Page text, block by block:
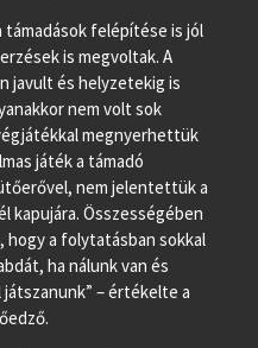
felépítése is jól
is megvoltak. A
javult és helyzetekig is
nem volt sok
megnyerhettük
játék a támadó
nem jelentettük a
kapujára. Összességében
hogy a folytatásban sokkal
ha nálunk van és
– értékelte a